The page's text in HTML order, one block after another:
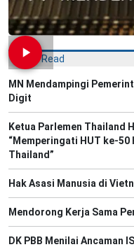
Most Read
MN Mendampingi
Digit
Ketua Parlemen Thailand
“Memperingati HUT ke-
Thailand”
Hak Asasi Manusia di
Mendorong Kerja Sama
DK PBB Menilai Ancaman